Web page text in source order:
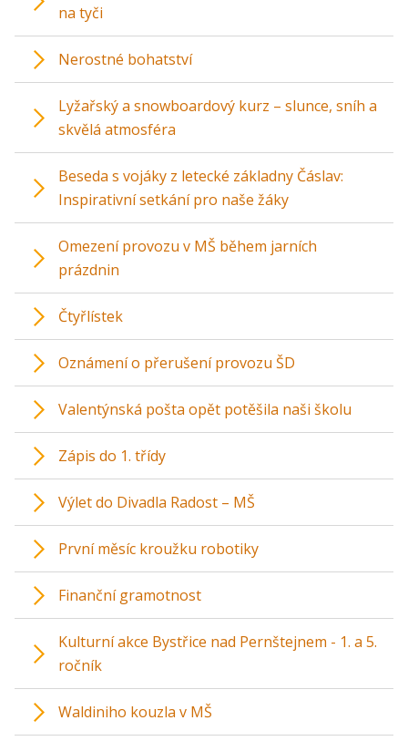
na tyči
Nerostné bohatství
Lyžařský a snowboardový kurz – slunce, sníh a
skvělá atmosféra
Beseda s vojáky z letecké základny Čáslav:
Inspirativní setkání pro naše žáky
Omezení provozu v MŠ během jarních
prázdnin
Čtyřlístek
Oznámení o přerušení provozu ŠD
Valentýnská pošta opět potěšila naši školu
Zápis do 1. třídy
Výlet do Divadla Radost – MŠ
První měsíc kroužku robotiky
Finanční gramotnost
Kulturní akce Bystřice nad Pernštejnem - 1. a 5.
ročník
Waldiniho kouzla v MŠ